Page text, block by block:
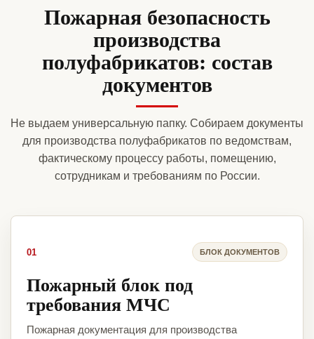
Пожарная безопасность
производства
полуфабрикатов: состав
документов
Не выдаем универсальную папку. Собираем документы
для производства полуфабрикатов по ведомствам,
фактическому процессу работы, помещению,
сотрудникам и требованиям по России.
01 БЛОК ДОКУМЕНТОВ
Пожарный блок под
требования МЧС
Пожарная документация для производства